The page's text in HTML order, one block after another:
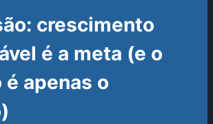
crescimento
é a meta (e o
apenas o